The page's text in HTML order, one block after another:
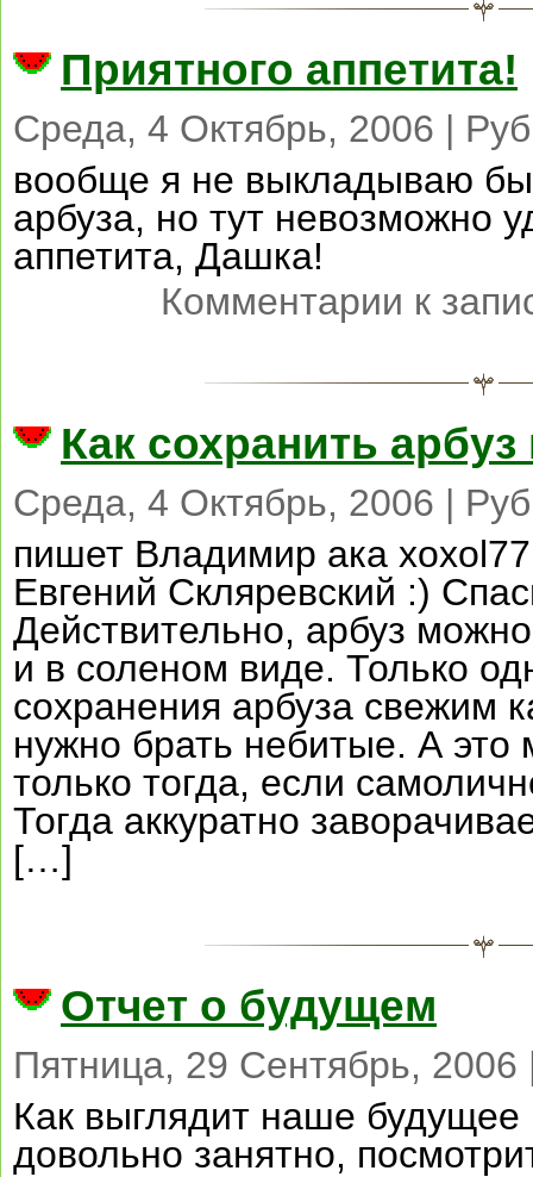
Приятного аппетита!
Среда, 4 Октябрь, 2006 |
вообще я не выкладываю
арбуза, но тут невозможно
аппетита, Дашка!
Комментарии к
Как сохранить
Среда, 4 Октябрь, 2006 |
пишет Владимир ака
Евгений Скляревский :)
Действительно, арбуз
и в соленом виде. Только
сохранения арбуза свежим
нужно брать небитые. А это
только тогда, если
Тогда аккуратно
[…]
Отчет о будущем
Пятница, 29 Сентябрь,
Как выглядит наше будущее
довольно занятно,